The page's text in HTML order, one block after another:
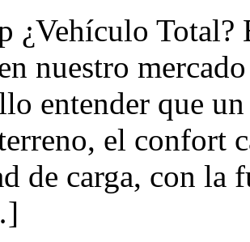
¿Vehículo Total?
nuestro
entender que
el confort
de carga, con la